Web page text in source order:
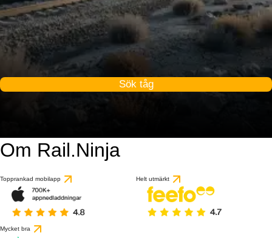
Sök tåg
Om Rail.Ninja
Topprankad mobilapp Helt utmärkt
Mycket bra